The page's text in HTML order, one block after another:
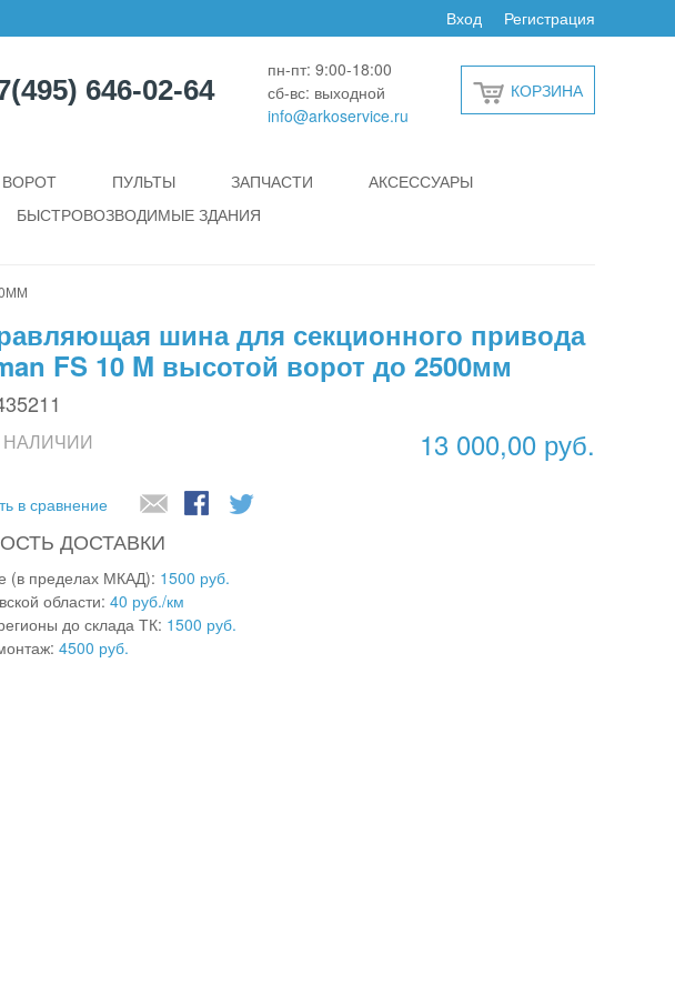
Регистрация
Вход
646-02-64
пн-пт: 9:00-18:00
сб-вс: выходной
info@arkoservice.ru
КОРЗИНА
ВОРОТ ПУЛЬТЫ ЗАПЧАСТИ
АКСЕССУАРЫ
БЫСТРОВОЗВОДИМЫЕ ЗДАНИЯ
шина для секционного привода
FS 10 M высотой ворот до 2500мм
13 000,00 руб.
НАЛИЧИИ
в сравнение
ДОСТАВКИ
(в пределах МКАД): 1500 руб.
области: 40 руб./км
до склада ТК: 1500 руб.
4500 руб.